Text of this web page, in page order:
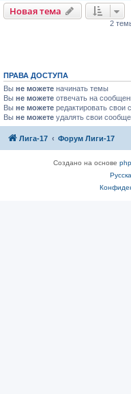
Новая тема
2
ПРАВА ДОСТУПА
Вы не можете начинать темы
Вы не можете отвечать на
Вы не можете редактировать свои
Вы не можете удалять свои
Лига-17 Форум Лиги-17
Создано на основе